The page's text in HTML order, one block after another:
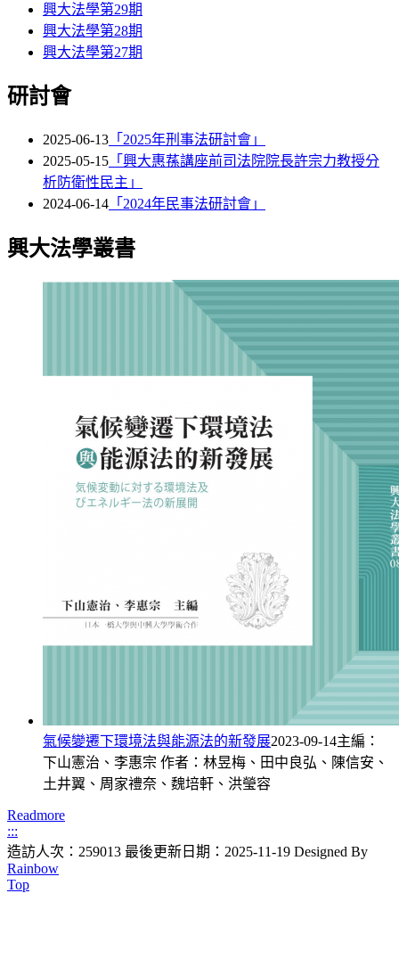
興大法學第29期
興大法學第28期
興大法學第27期
研討會
2025-06-13 「2025年刑事法研討會」
2025-05-15 「興大惠蓀講座前司法院院長許宗力教授分
析防衛性民主」
2024-06-14 「2024年民事法研討會」
興大法學叢書
氣候變遷下環境法與能源法的新發展2023-09-14主編：
下山憲治、李惠宗 作者：林昱梅、田中良弘、陳信安、
土井翼、周家禮奈、魏培軒、洪瑩容
Readmore
:::
造訪人次：259013 最後更新日期：2025-11-19 Designed By
Rainbow
Top